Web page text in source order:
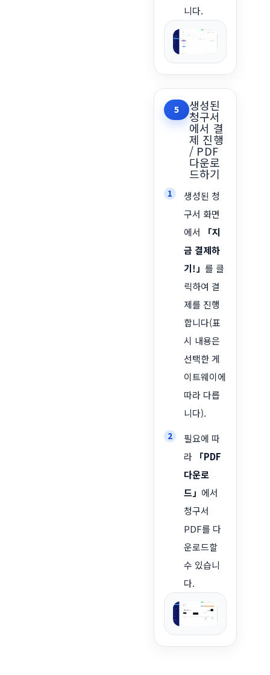
니다.
5 생성된
청구서
에서 결
제 진행
/ PDF
다운로
드하기
생성된 청
구서 화면
에서
「지
금 결제하
기!」를 클
릭하여 결
제를 진행
합니다(표
시 내용은
선택한 게
이트웨이에
따라 다릅
니다).
필요에 따
라
「PDF
다운로
드」 에서
청구서
PDF를 다
운로드할
수 있습니
다.